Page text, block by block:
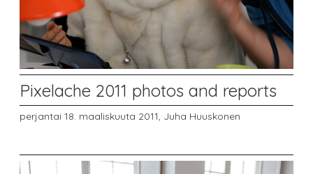
Pixelache 2011 photos and reports
perjantai 18. maaliskuuta 2011, Juha Huuskonen